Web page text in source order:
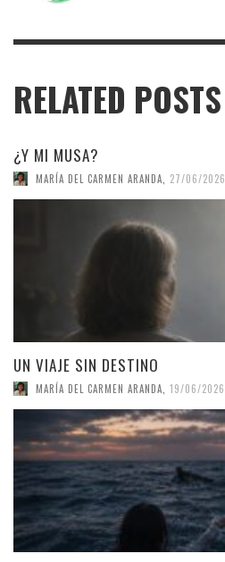
RELATED POSTS
¿Y MI MUSA?
MARÍA DEL CARMEN ARANDA 27/06/2026
UN VIAJE SIN DESTINO
MARÍA DEL CARMEN ARANDA 19/06/2026